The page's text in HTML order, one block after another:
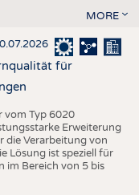
MORE
für
vom Typ 6020
Erweiterung
die Verarbeitung von
Lösung ist speziell für
im Bereich von 5 bis